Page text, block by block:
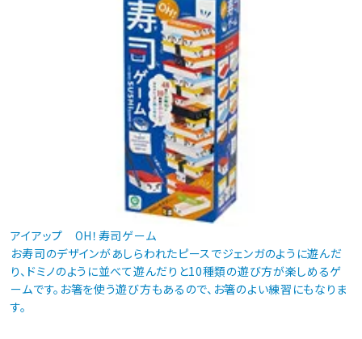
アイアップ OH！寿司ゲーム
お寿司のデザインがあしらわれたピースでジェンガのように遊んだ
り、ドミノのように並べて遊んだりと10種類の遊び方が楽しめるゲ
ームです。お箸を使う遊び方もあるので、お箸のよい練習にもなりま
す。